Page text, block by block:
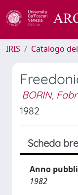
IRIS Catalogo
BORIN,
1982
Scheda
Anno
1982